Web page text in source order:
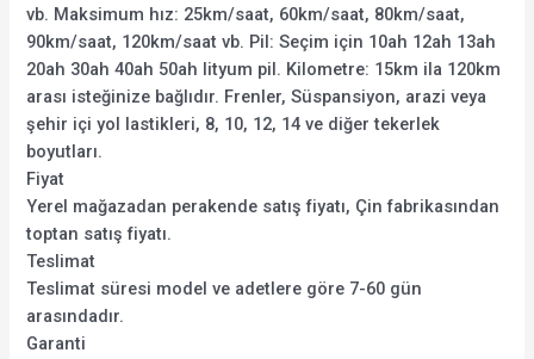
vb. Maksimum hız: 25km/saat, 60km/saat, 80km/saat,
90km/saat, 120km/saat vb. Pil: Seçim için 10ah 12ah 13ah
20ah 30ah 40ah 50ah lityum pil. Kilometre: 15km ila 120km
arası isteğinize bağlıdır. Frenler, Süspansiyon, arazi veya
şehir içi yol lastikleri, 8, 10, 12, 14 ve diğer tekerlek
boyutları.
Fiyat
Yerel mağazadan perakende satış fiyatı, Çin fabrikasından
toptan satış fiyatı.
Teslimat
Teslimat süresi model ve adetlere göre 7-60 gün
arasındadır.
Garanti